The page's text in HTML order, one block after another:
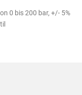
0 bis 200 bar, +/- 5%